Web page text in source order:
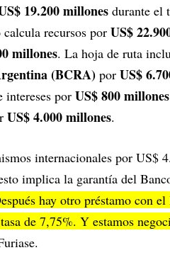
19.200 millones durante el
recursos por US$
millones. La hoja de ruta
(BCRA) por US$
por US$ 800 millones
US$ 4.000 millones.
internacionales por US$
implica la garantía del
hay otro préstamo con el
de 7,75%. Y estamos